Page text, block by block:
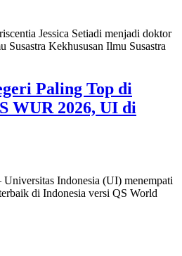
Jessica Setiadi menjadi doktor
Susastra Kekhususan Ilmu Susastra
Paling Top di
WUR 2026, UI di
Indonesia (UI) menempati
di Indonesia versi QS World